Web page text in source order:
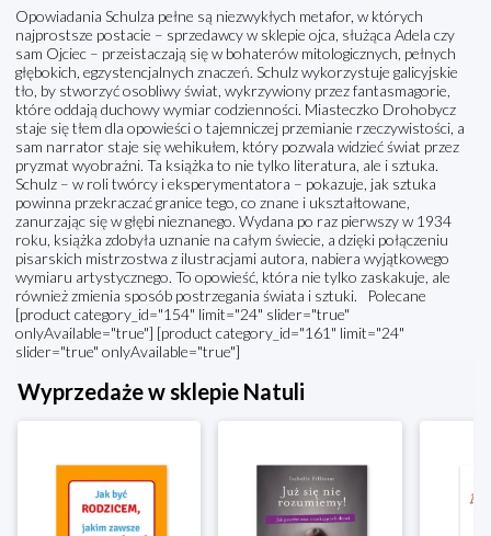
Opowiadania Schulza pełne są niezwykłych metafor, w których
najprostsze postacie – sprzedawcy w sklepie ojca, służąca Adela czy
sam Ojciec – przeistaczają się w bohaterów mitologicznych, pełnych
głębokich, egzystencjalnych znaczeń. Schulz wykorzystuje galicyjskie
tło, by stworzyć osobliwy świat, wykrzywiony przez fantasmagorie,
które oddają duchowy wymiar codzienności. Miasteczko Drohobycz
staje się tłem dla opowieści o tajemniczej przemianie rzeczywistości, a
sam narrator staje się wehikułem, który pozwala widzieć świat przez
pryzmat wyobraźni. Ta książka to nie tylko literatura, ale i sztuka.
Schulz – w roli twórcy i eksperymentatora – pokazuje, jak sztuka
powinna przekraczać granice tego, co znane i ukształtowane,
zanurzając się w głębi nieznanego. Wydana po raz pierwszy w 1934
roku, książka zdobyła uznanie na całym świecie, a dzięki połączeniu
pisarskich mistrzostwa z ilustracjami autora, nabiera wyjątkowego
wymiaru artystycznego. To opowieść, która nie tylko zaskakuje, ale
również zmienia sposób postrzegania świata i sztuki. Polecane
[product category_id="154" limit="24" slider="true"
onlyAvailable="true"] [product category_id="161" limit="24"
slider="true" onlyAvailable="true"]
Wyprzedaże w sklepie Natuli